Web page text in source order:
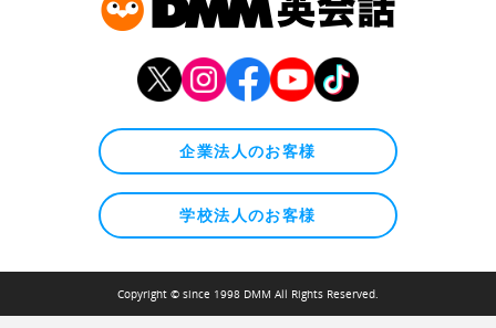
企業法人のお客様
学校法人のお客様
Copyright © since 1998 DMM All Rights Reserved.